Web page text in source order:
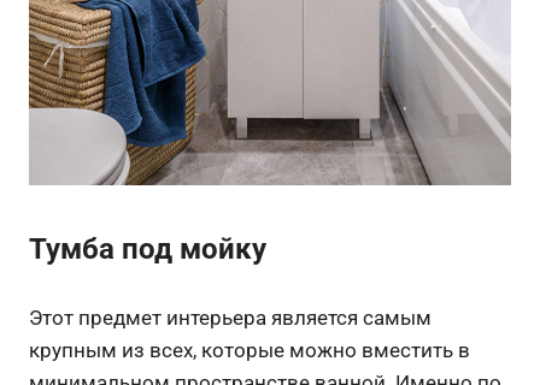
Тумба под мойку
Этот предмет интерьера является самым
крупным из всех, которые можно вместить в